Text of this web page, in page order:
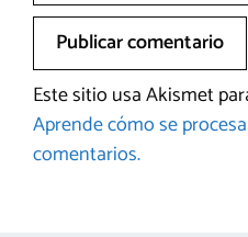
Este sitio usa Akismet
Aprende cómo se
comentarios.